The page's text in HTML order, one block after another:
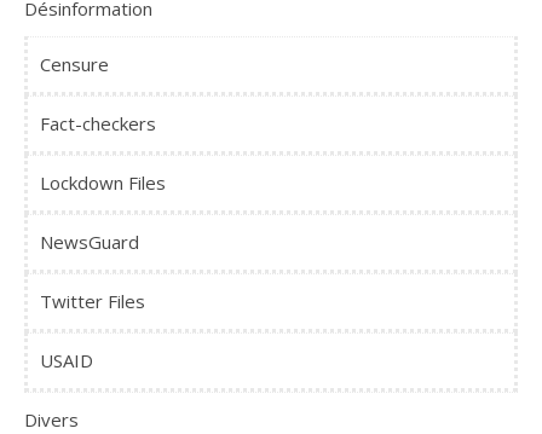
Désinformation
Censure
Fact-checkers
Lockdown Files
NewsGuard
Twitter Files
USAID
Divers